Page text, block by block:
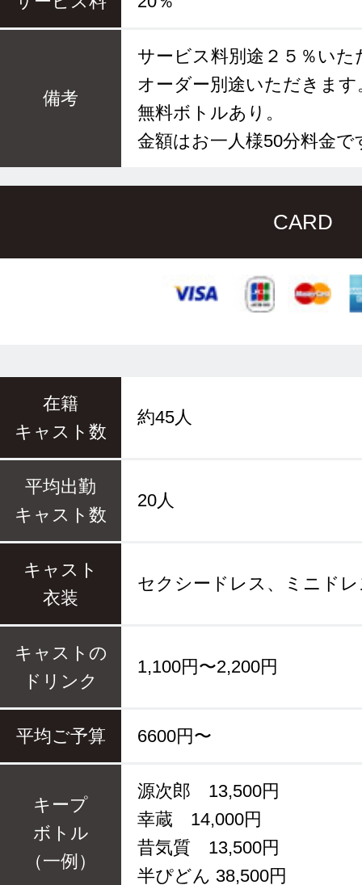
備考
サービス料別途２５％いた
オーダー別途いただきます
無料ボトルあり。
金額はお一人様50分料金で
CARD
在籍
キャスト数
約45人
平均出勤
キャスト数
20人
キャスト
衣装
セクシードレス、ミニド
キャストの
ドリンク
1,100円〜2,200円
平均ご予算 6600円〜
キープ
ボトル
（一例）
源次郎 13,500円
幸蔵 14,000円
昔気質 13,500円
半ぴどん 38,500円